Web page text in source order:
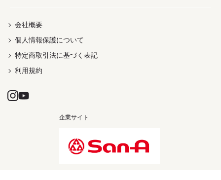
紅芋
茶葉
UVケア
伝統工芸品
会社概要
個人情報保護について
特定商取引法に基づく表記
利用規約
企業サイト